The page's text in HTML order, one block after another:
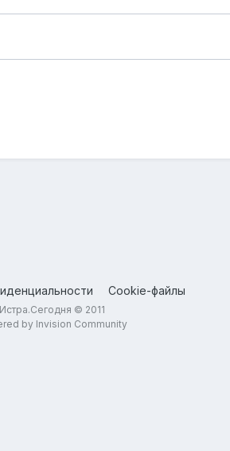
Cookie-файлы
Истра.Сегодня © 2011
by Invision Community